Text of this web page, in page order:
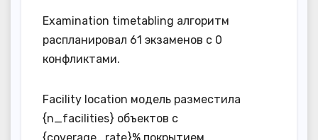
Examination timetabling алгоритм
распланировал 61 экзаменов с 0
конфликтами.
Facility location модель разместила
{n_facilities} объектов с